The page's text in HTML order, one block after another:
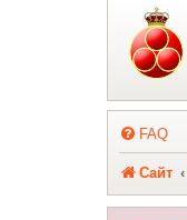
Регистрация
FAQ
Сайт